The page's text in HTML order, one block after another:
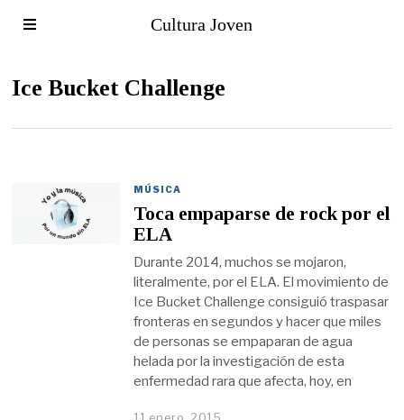
Cultura Joven
Ice Bucket Challenge
MÚSICA
Toca empaparse de rock por el
ELA
Durante 2014, muchos se mojaron,
literalmente, por el ELA. El movimiento de
Ice Bucket Challenge consiguió traspasar
fronteras en segundos y hacer que miles
de personas se empaparan de agua
helada por la investigación de esta
enfermedad rara que afecta, hoy, en
11 enero, 2015